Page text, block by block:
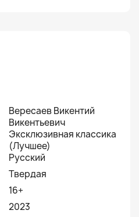
Вересаев Викентий
Викентьевич
Эксклюзивная классика
(Лучшее)
Русский
Твердая
16+
2023